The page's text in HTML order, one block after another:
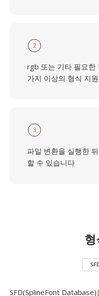
2
rgb 또는 기타 필요한
가지 이상의 형식 지
3
파일 변환을 실행한
할 수 있습니다
SFD(SplineFont